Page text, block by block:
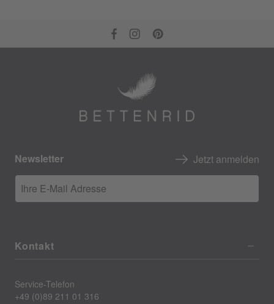
Newsletter Jetzt anmelden
Ihre E-Mail Adresse
Kontakt
Service-Telefon
+49 (0)89 211 01 316